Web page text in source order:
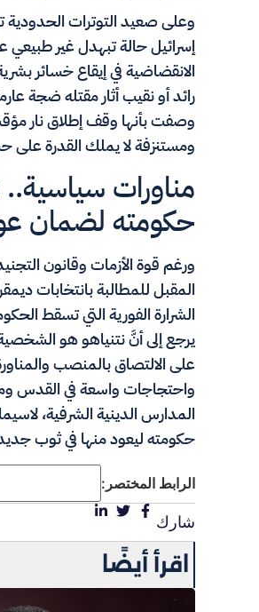
وعلى صعيد التوترات الحدودية
إسرائيل حالة تبهدل غير طبيعي
الانقضاضية في إيقاع خسائر
وصفت بأنها وقف إطلاق نار
ومستنزفة لا يملك القدرة على
مناورات
حكومته لضمان
ورغم قوة الأزمات وقانون
المقبل للمطالبة بانتخابات
الشرارة الفورية التي تسقط
يرجع إلى أنَّ نتنياهو هو
على الالتصاق بالمنصب
واحتجاجات واسعة في القدس
المدارس الدينية الشرفية،
حكومته ليعود منها في ثوب
الرابط المختصر:
شارك
اقرأ أيضًا